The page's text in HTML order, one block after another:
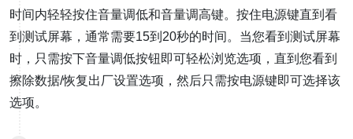
时间内轻轻按住音量调低和音量调高键。按住电源键直到看
到测试屏幕，通常需要15到20秒的时间。当您看到测试屏幕
时，只需按下音量调低按钮即可轻松浏览选项，直到您看到
擦除数据/恢复出厂设置选项，然后只需按电源键即可选择该
选项。